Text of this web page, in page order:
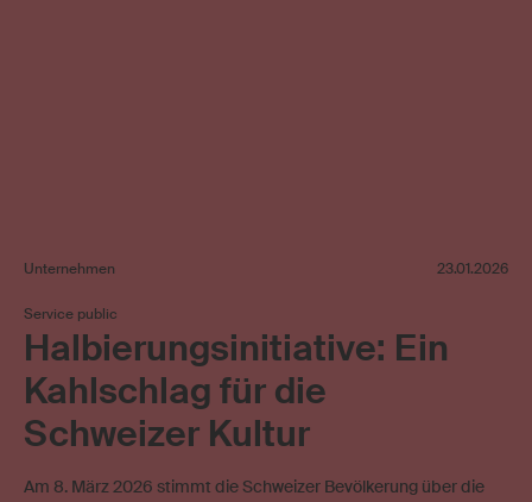
Unternehmen 23.01.2026
Service public
Halbierungsinitiative: Ein
Kahlschlag für die
Schweizer Kultur
Am 8. März 2026 stimmt die Schweizer Bevölkerung über die